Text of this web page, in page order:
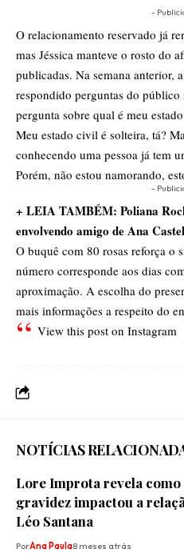
-
O relacionamento reservado já
mas Jéssica manteve o rosto do
publicadas. Na semana anterior,
respondido perguntas do público
pergunta sobre qual é meu
Meu estado civil é solteira, tá?
conhecendo uma pessoa já tem
Porém, não estou namorando,
-
+ LEIA TAMBÉM: Poliana
envolvendo amigo de Ana
O buquê com 80 rosas reforça
número corresponde aos dias
aproximação. A escolha do
mais informações a respeito do
View this post on Instagram
NOTÍCIAS
Lore Improta revela como
gravidez impactou a
Léo Santana
PorAna Paula8 meses atrás